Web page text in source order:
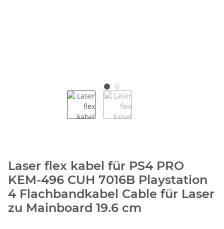
Laser flex kabel für PS4 PRO
KEM-496 CUH 7016B Playstation
4 Flachbandkabel Cable für Laser
zu Mainboard 19.6 cm